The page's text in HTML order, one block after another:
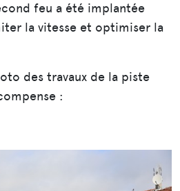
feu a été implantée
la vitesse et optimiser la
des travaux de la piste
: